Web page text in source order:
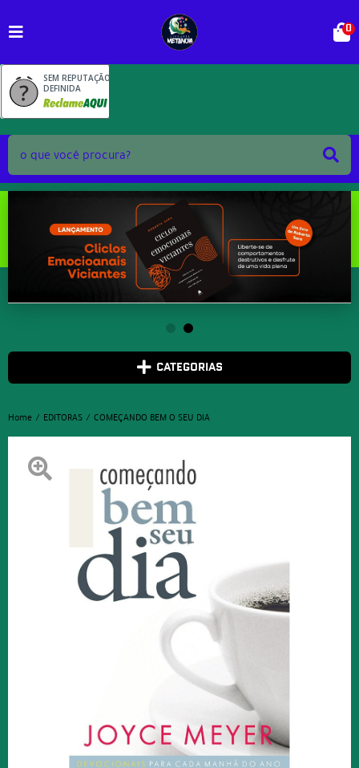
SEM REPUTAÇÃO
DEFINIDA
0
CATEGORIAS
Home EDITORAS COMEÇANDO BEM O SEU DIA